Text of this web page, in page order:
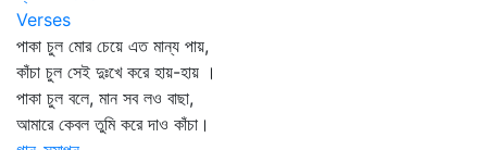
Verses
পাকা চুল মোর চেয়ে এত মান্য পায়,
কাঁচা চুল সেই দুঃখে করে হায়-হায় ।
পাকা চুল বলে, মান সব লও বাছা,
আমারে কেবল তুমি করে দাও কাঁচা।